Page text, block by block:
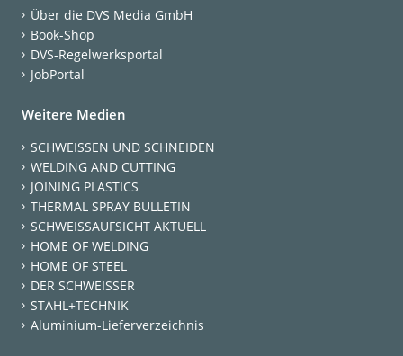
Über die DVS Media GmbH
Book-Shop
DVS-Regelwerksportal
JobPortal
Weitere Medien
SCHWEISSEN UND SCHNEIDEN
WELDING AND CUTTING
JOINING PLASTICS
THERMAL SPRAY BULLETIN
SCHWEISSAUFSICHT AKTUELL
HOME OF WELDING
HOME OF STEEL
DER SCHWEISSER
STAHL+TECHNIK
Aluminium-Lieferverzeichnis